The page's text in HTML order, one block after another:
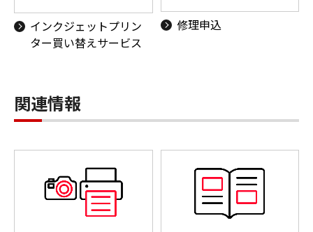
インクジェットプリン
ター買い替えサービス
修理申込
関連情報